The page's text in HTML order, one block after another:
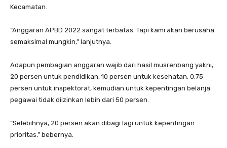
Kecamatan.
“Anggaran APBD 2022 sangat terbatas. Tapi kami akan berusaha
semaksimal mungkin,” lanjutnya.
Adapun pembagian anggaran wajib dari hasil musrenbang yakni,
20 persen untuk pendidikan, 10 persen untuk kesehatan, 0,75
persen untuk inspektorat, kemudian untuk kepentingan belanja
pegawai tidak diizinkan lebih dari 50 persen.
“Selebihnya, 20 persen akan dibagi lagi untuk kepentingan
prioritas,” bebernya.